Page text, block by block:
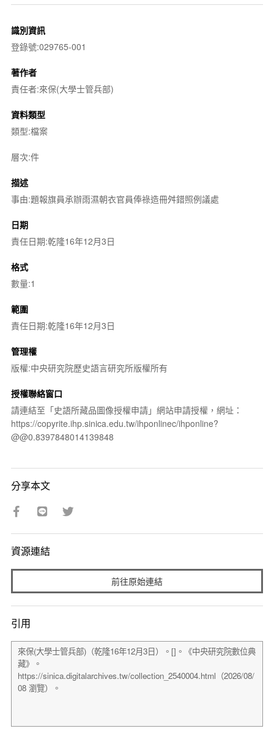
識別資訊
登錄號:029765-001
著作者
責任者:來保(大學士管兵部)
資料類型
類型:檔案
層次:件
描述
事由:題報旗員承辦雨濕朝衣官員俸祿造冊舛錯照例議處
日期
責任日期:乾隆16年12月3日
格式
數量:1
範圍
責任日期:乾隆16年12月3日
管理權
版權:中央研究院歷史語言研究所版權所有
授權聯絡窗口
請連結至「史語所藏品圖像授權申請」網站申請授權，網址：
https://copyrite.ihp.sinica.edu.tw/ihponlinec/ihponline?
@@0.8397848014139848
分享本文
資源連結
前往原始連結
引用